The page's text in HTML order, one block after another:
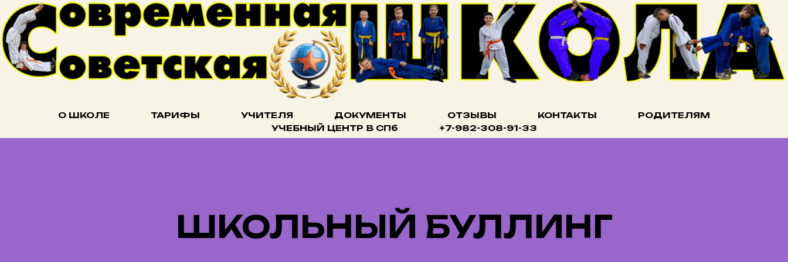
О ШКОЛЕ ТАРИФЫ УЧИТЕЛЯ ДОКУМЕНТЫ ОТЗЫВЫ КОНТАКТЫ
РОДИТЕЛЯМ
УЧЕБНЫЙ ЦЕНТР В СПб
+7-982-308-91-33
ШКОЛЬНЫЙ БУЛЛИНГ